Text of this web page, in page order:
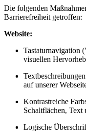
Die folgenden
Barrierefreiheit getroffen:
Website:
Tastaturnavigation
visuellen
auf unserer
Kontrastreiche
Schaltflächen, Text
Logische